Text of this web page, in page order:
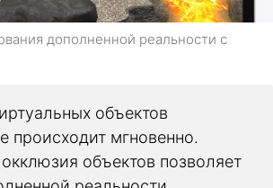
дополненной реальности с
объектов
происходит мгновенно.
объектов позволяет